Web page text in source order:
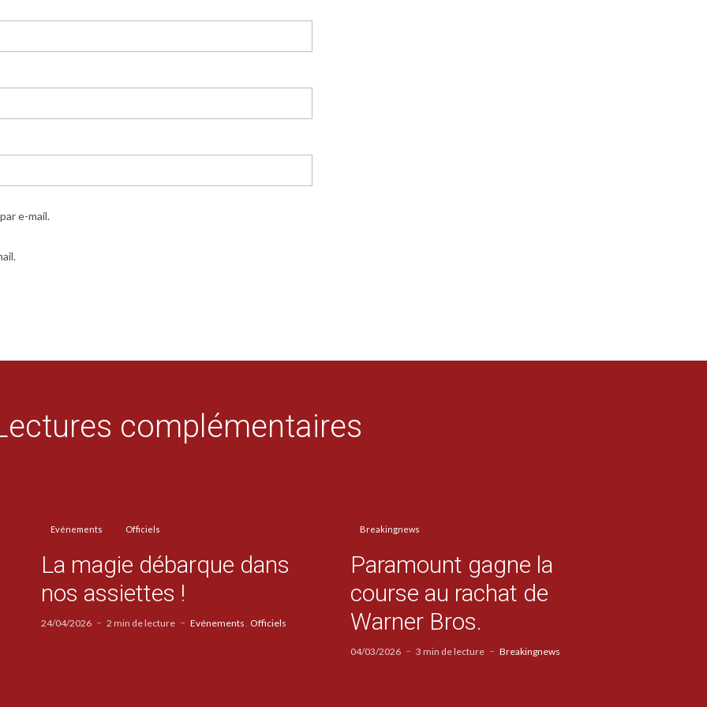
e-mail.
complémentaires
Evénements Officiels
La magie débarque dans
nos assiettes !
24/04/2026 2 min de lecture Evénements Officiels
Breakingnews
Paramount gagne la
course au rachat de
Warner Bros.
04/03/2026 3 min de lecture Breakingnews